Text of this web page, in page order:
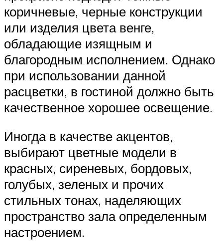
коричневые, черные конструкции
или изделия цвета венге,
обладающие изящным и
благородным исполнением. Однако
при использовании данной
расцветки, в гостиной должно быть
качественное хорошее освещение.
Иногда в качестве акцентов,
выбирают цветные модели в
красных, сиреневых, бордовых,
голубых, зеленых и прочих
стильных тонах, наделяющих
пространство зала определенным
настроением.